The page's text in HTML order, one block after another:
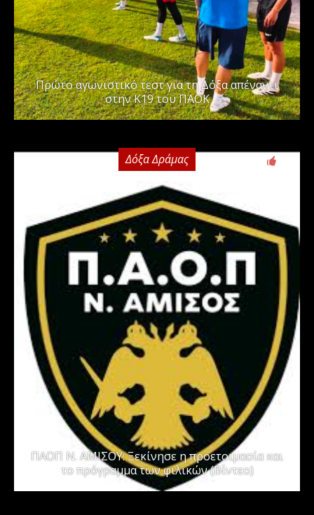
Πρώτο αγωνιστικό τεστ για τη Δόξα απέναντι
στην Κ19 του ΠΑΟΚ
Δόξα Δράμας
ΠΑΟΠ Ν. ΑΜΙΣΟΥ: Ξεκίνησε η προετοιμασία και
το πρόγραμμα των φιλικών (Βίντεο)